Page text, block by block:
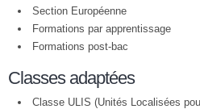
Section Européenne
Formations par apprentissage
Formations post-bac
Classes adaptées
Classe ULIS (Unités Localisées